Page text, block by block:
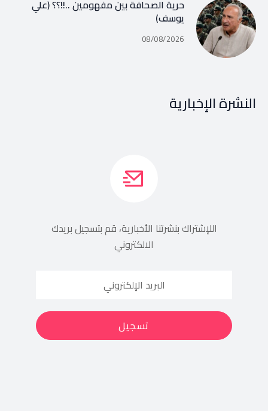
حرية الصحافة بين مفهومين ..!!؟؟ (علي
يوسف)
08/08/2026
النشرة الإخبارية
اللإشتراك بنشرتنا الأخبارية، قم بتسجيل بريدك
الالكتروني